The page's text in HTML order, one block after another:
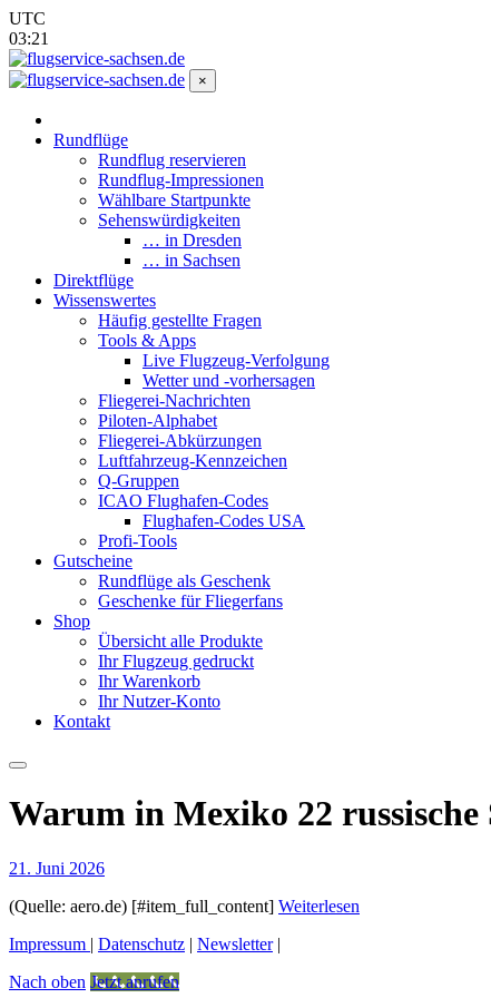
UTC
03:21
×
Rundflüge
Rundflug reservieren
Rundflug-Impressionen
Wählbare Startpunkte
Sehenswürdigkeiten
… in Dresden
… in Sachsen
Direktflüge
Wissenswertes
Häufig gestellte Fragen
Tools & Apps
Live Flugzeug-Verfolgung
Wetter und -vorhersagen
Fliegerei-Nachrichten
Piloten-Alphabet
Fliegerei-Abkürzungen
Luftfahrzeug-Kennzeichen
Q-Gruppen
ICAO Flughafen-Codes
Flughafen-Codes USA
Profi-Tools
Gutscheine
Rundflüge als Geschenk
Geschenke für Fliegerfans
Shop
Übersicht alle Produkte
Ihr Flugzeug gedruckt
Ihr Warenkorb
Ihr Nutzer-Konto
Kontakt
Warum in Mexiko 22
21. Juni 2026
(Quelle: aero.de) [#item_full_content] Weiterlesen
Impressum | Datenschutz | Newsletter|
Nach oben Jetzt anrufen